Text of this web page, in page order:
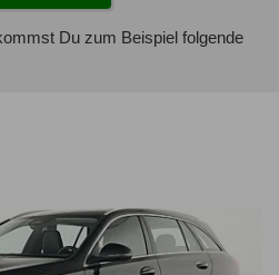
Du zum Beispiel folgende